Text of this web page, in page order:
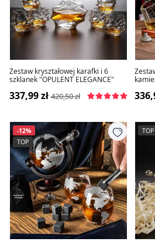
Zestaw kryształowej karafki i 6
szklanek "OPULENT ELEGANCE"
337,99 zł 420,50 zł
-12%
TOP
TOP